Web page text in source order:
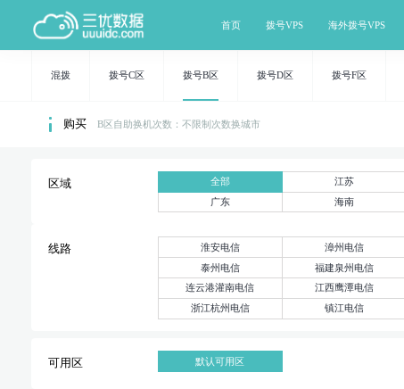
首页 拨号VPS 海外拨号VPS
混拨 拨号C区 拨号B区 拨号D区 拨号F区
购买 B区自助换机次数：不限制次数换城市
区域 全部 江苏
广东
海南
线路 淮安电信 漳州电信
泰州电信
福建泉州电信
连云港灌南电信
江西鹰潭电信
浙江杭州电信
镇江电信
可用区 默认可用区